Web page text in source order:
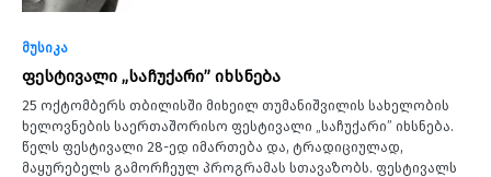
მუსიკა
ფესტივალი „საჩუქარი” იხსნება
25 ოქტომბერს თბილისში მიხეილ თუმანიშვილის სახელობის
ხელოვნების საერთაშორისო ფესტივალი „საჩუქარი” იხსნება.
წელს ფესტივალი 28-ედ იმართება და, ტრადიციულად,
მაყურებელს გამორჩეულ პროგრამას სთავაზობს. ფესტივალს